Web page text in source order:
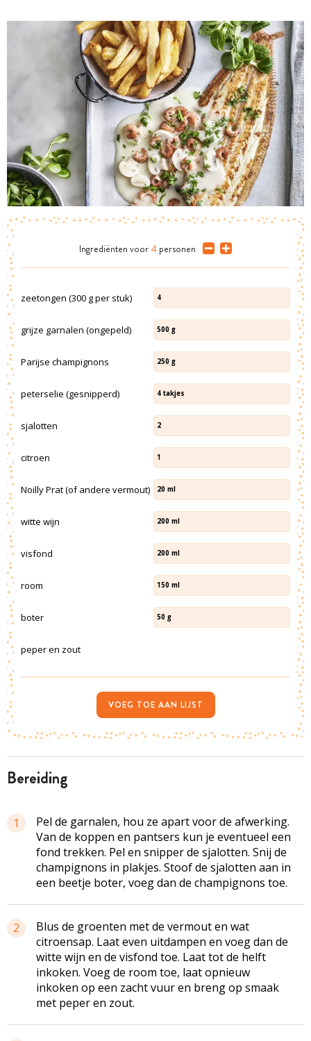
bereiding
1
Pel de garnalen, hou ze apart voor de afwerking.
Van de koppen en pantsers kun je eventueel een
fond trekken. Pel en snipper de sjalotten. Snij de
champignons in plakjes. Stoof de sjalotten aan in
een beetje boter, voeg dan de champignons toe.
2
Blus de groenten met de vermout en wat
citroensap. Laat even uitdampen en voeg dan de
witte wijn en de visfond toe. Laat tot de helft
inkoken. Voeg de room toe, laat opnieuw
inkoken op een zacht vuur en breng op smaak
met peper en zout.
Ingrediënten voor 4 personen
zeetongen (300 g per stuk) 4
grijze garnalen (ongepeld) 500 g
Parijse champignons 250 g
peterselie (gesnipperd) 4 takjes
sjalotten 2
citroen 1
Noilly Prat (of andere vermout) 20 ml
witte wijn 200 ml
visfond 200 ml
room 150 ml
boter 50 g
peper en zout
VOEG TOE AAN LIJST